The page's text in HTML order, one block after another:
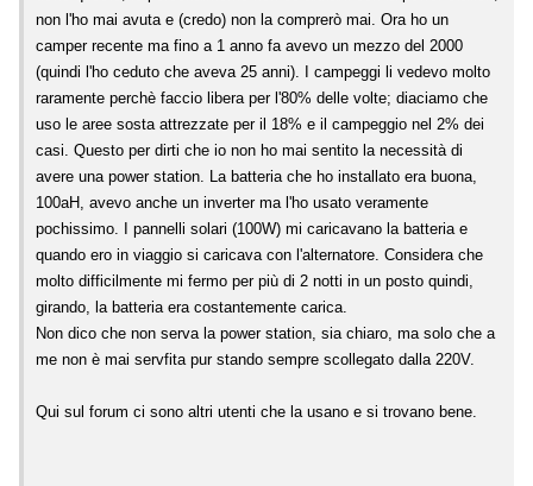
non l'ho mai avuta e (credo) non la comprerò mai. Ora ho un
camper recente ma fino a 1 anno fa avevo un mezzo del 2000
(quindi l'ho ceduto che aveva 25 anni). I campeggi li vedevo molto
raramente perchè faccio libera per l'80% delle volte; diaciamo che
uso le aree sosta attrezzate per il 18% e il campeggio nel 2% dei
casi. Questo per dirti che io non ho mai sentito la necessità di
avere una power station. La batteria che ho installato era buona,
100aH, avevo anche un inverter ma l'ho usato veramente
pochissimo. I pannelli solari (100W) mi caricavano la batteria e
quando ero in viaggio si caricava con l'alternatore. Considera che
molto difficilmente mi fermo per più di 2 notti in un posto quindi,
girando, la batteria era costantemente carica.
Non dico che non serva la power station, sia chiaro, ma solo che a
me non è mai servfita pur stando sempre scollegato dalla 220V.
Qui sul forum ci sono altri utenti che la usano e si trovano bene.